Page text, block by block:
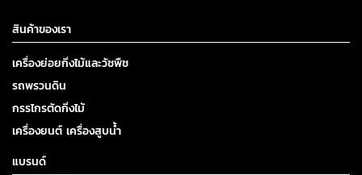
สินค้าของเรา
เครื่องย่อยกิ่งไม้และวัชพืช
รถพรวนดิน
กรรไกรตัดกิ่งไม้
เครื่องยนต์ เครื่องสูบน้ำ
แบรนด์